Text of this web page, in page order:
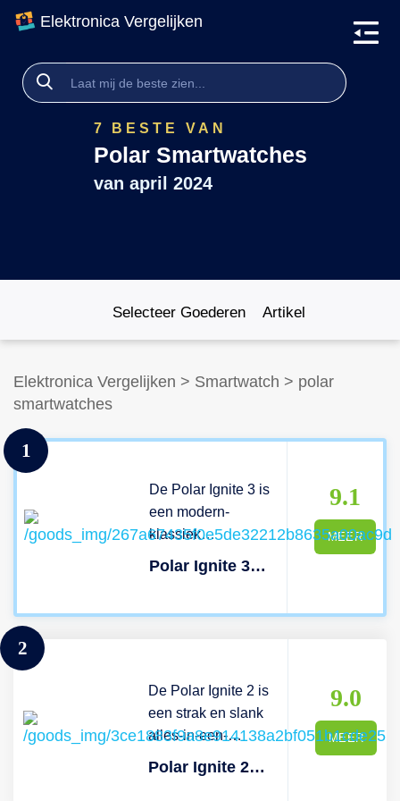
Elektronica Vergelijken
7 BESTE VAN
Polar Smartwatches
van april 2024
Selecteer Goederen Artikel
Elektronica Vergelijken > Smartwatch > polar
smartwatches
1
De Polar Ignite 3 is
een modern-
klassiek
sporthorloge met
een krasbestendig
sporthorloge is
geschikt voor meer
dan 150 activiteiten,
waaronder
zwemmen. De
Polar Ignite 3 Lila/paars S-L
9.1
MEER
2
De Polar Ignite 2 is
een strak en slank
alles-in-een-
sporthorloge met
een horlogebandje
Polar Ignite 2 Roze/roségoud S-L
9.0
MEER